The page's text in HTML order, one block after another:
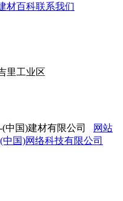
材百科联系我们
里工业区
(中国)建材有限公司
网站
国)网络科技有限公司